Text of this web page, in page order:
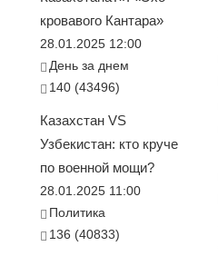
кровавого Кантара»
28.01.2025 12:00
День за днем
140 (43496)
Казахстан VS
Узбекистан: кто круче
по военной мощи?
28.01.2025 11:00
Политика
136 (40833)